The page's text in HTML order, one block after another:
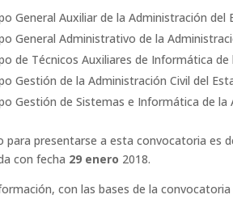
General Auxiliar de la Administración del
General Administrativo de la
de Técnicos Auxiliares de Informática
Gestión de la Administración Civil del
Gestión de Sistemas e Informática de
para presentarse a esta convocatoria es
con fecha 29 enero 2018.
con las bases de la